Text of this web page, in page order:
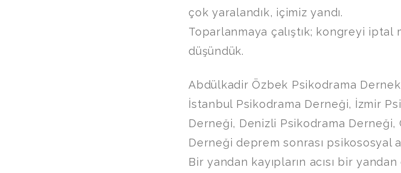
çok yaralandık, içimiz yandı.
Toparlanmaya çalıştık; kongreyi iptal
düşündük.
Abdülkadir Özbek Psikodrama
İstanbul Psikodrama Derneği, İzmir
Derneği, Denizli Psikodrama Derneği,
Derneği deprem sonrası psikososyal
Bir yandan kayıpların acısı bir